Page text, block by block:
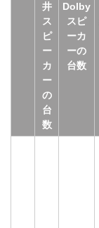
井
ス
ピ
ー
カ
ー
の
台
数
Dolby
スピ
ーカ
ーの
台数